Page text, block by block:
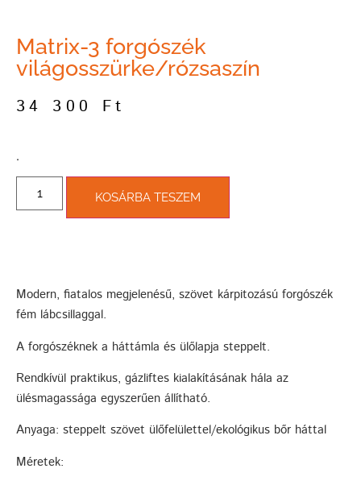
Matrix-3 forgószék
világosszürke/rózsaszín
34 300 Ft
­.
KOSÁRBA TESZEM
Modern, fiatalos megjelenésű, szövet kárpitozású forgószék
fém lábcsillaggal.
A forgószéknek a háttámla és ülőlapja steppelt.
Rendkívül praktikus, gázliftes kialakításának hála az
ülésmagassága egyszerűen állítható.
Anyaga: steppelt szövet ülőfelülettel/ekológikus bőr háttal
Méretek: